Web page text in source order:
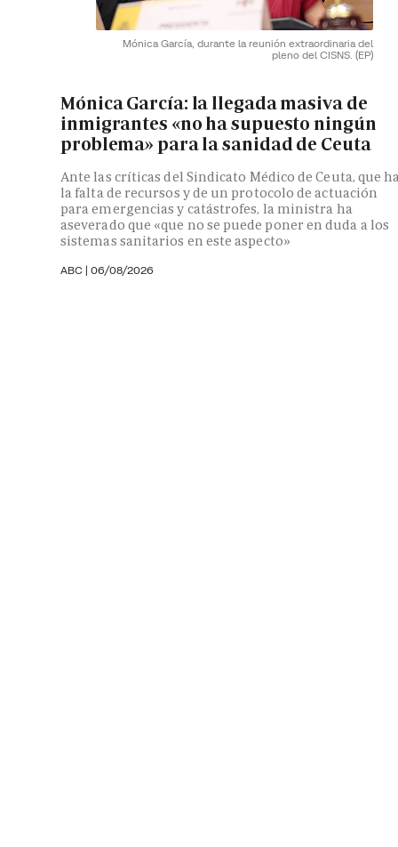
Mónica García, durante la reunión extraordinaria del
pleno del CISNS. (EP)
Mónica García: la llegada masiva de
inmigrantes «no ha supuesto ningún
problema» para la sanidad de Ceuta
Ante las críticas del Sindicato Médico de Ceuta, que
la falta de recursos y de un protocolo de actuación
para emergencias y catástrofes, la ministra ha
aseverado que «que no se puede poner en duda a los
sistemas sanitarios en este aspecto»
ABC | 06/08/2026